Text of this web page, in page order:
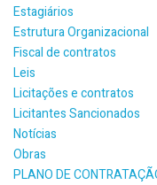
Estagiários
Estrutura Organizacional
Fiscal de contratos
Leis
Licitações e contratos
Licitantes Sancionados
Notícias
Obras
PLANO DE